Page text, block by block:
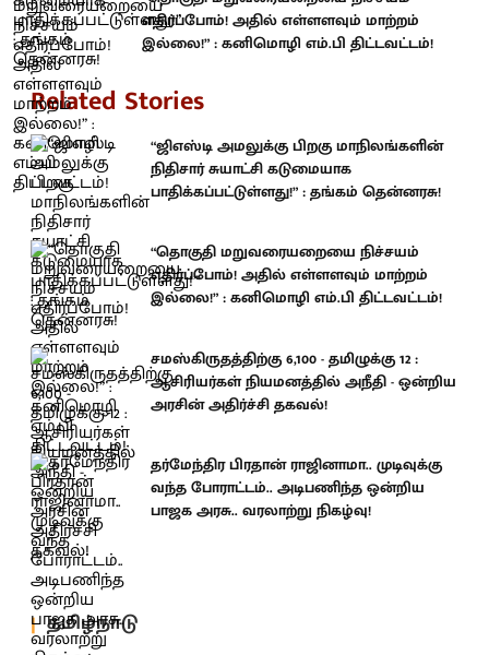
எதிர்ப்போம்! அதில் எள்ளளவும் மாற்றம்
இல்லை!” : கனிமொழி எம்.பி திட்டவட்டம்!
Related Stories
“ஜிஎஸ்டி அமலுக்கு பிறகு மாநிலங்களின்
நிதிசார் சுயாட்சி கடுமையாக
பாதிக்கப்பட்டுள்ளது!” : தங்கம் தென்னரசு!
“தொகுதி மறுவரையறையை நிச்சயம்
எதிர்ப்போம்! அதில் எள்ளளவும் மாற்றம்
இல்லை!” : கனிமொழி எம்.பி திட்டவட்டம்!
சமஸ்கிருதத்திற்கு 6,100 - தமிழுக்கு 12 :
ஆசிரியர்கள் நியமனத்தில் அநீதி - ஒன்றிய
அரசின் அதிர்ச்சி தகவல்!
தர்மேந்திர பிரதான் ராஜினாமா.. முடிவுக்கு
வந்த போராட்டம்.. அடிபணிந்த ஒன்றிய
பாஜக அரசு.. வரலாற்று நிகழ்வு!
தமிழ்நாடு